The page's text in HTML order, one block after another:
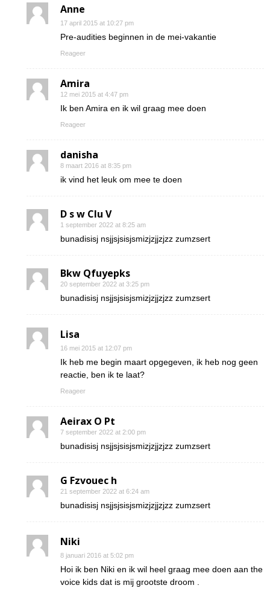
Anne
17 april 2015 at 10:27 pm
Pre-audities beginnen in de mei-vakantie
Reageer
Amira
12 mei 2015 at 4:47 pm
Ik ben Amira en ik wil graag mee doen
Reageer
danisha
8 maart 2016 at 8:35 pm
ik vind het leuk om mee te doen
D s w Clu V
1 september 2022 at 8:25 am
bunadisisj nsjjsjsisjsmizjzjjzjzz zumzsert
Bkw Qfuyepks
20 september 2022 at 3:25 pm
bunadisisj nsjjsjsisjsmizjzjjzjzz zumzsert
Lisa
16 mei 2015 at 12:07 pm
Ik heb me begin maart opgegeven, ik heb nog geen
reactie, ben ik te laat?
Reageer
Aeirax O Pt
7 september 2022 at 2:00 pm
bunadisisj nsjjsjsisjsmizjzjjzjzz zumzsert
G Fzvouec h
21 september 2022 at 6:24 am
bunadisisj nsjjsjsisjsmizjzjjzjzz zumzsert
Niki
8 januari 2016 at 5:02 pm
Hoi ik ben Niki en ik wil heel graag mee doen aan the
voice kids dat is mij grootste droom .